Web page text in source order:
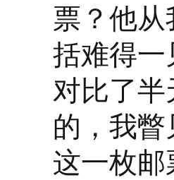
票？他
括难得一
对比了
的，我
这一枚